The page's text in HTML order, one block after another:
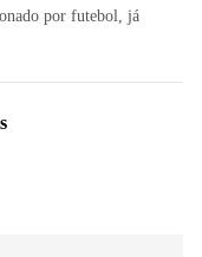
por futebol, já